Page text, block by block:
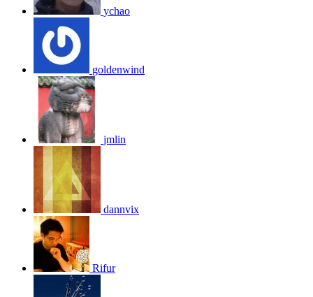
ychao
goldenwind
jmlin
dannvix
Rifur